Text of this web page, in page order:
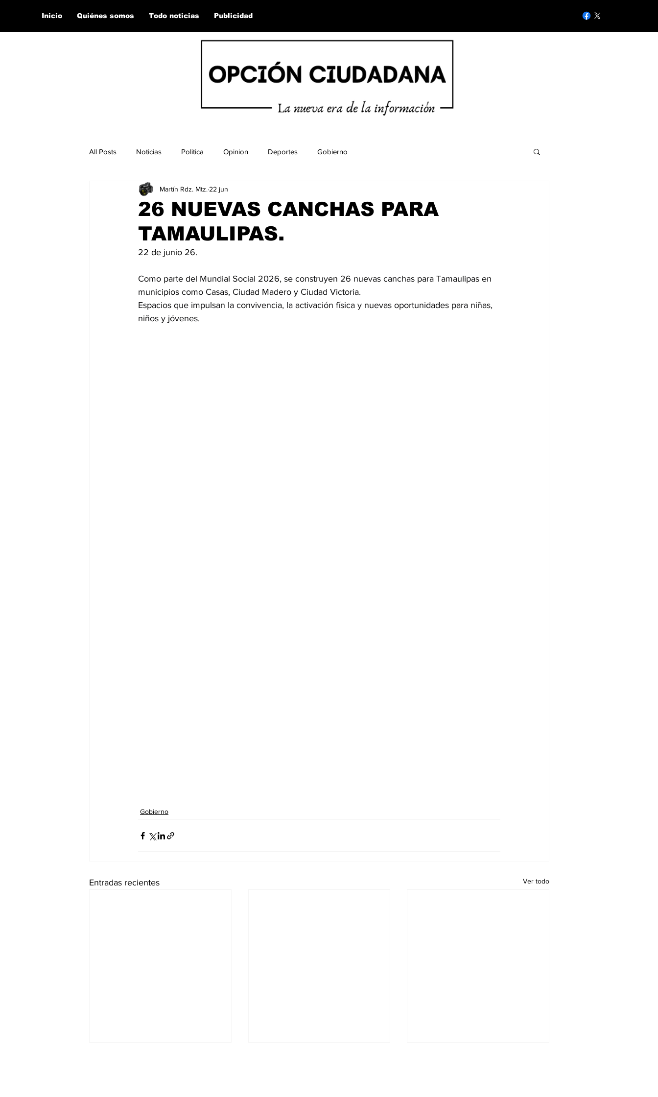
Inicio Quiénes somos Todo noticias Publicidad
All Posts Noticias Politica Opinion Deportes Gobierno
26 NUEVAS CANCHAS PARA
TAMAULIPAS.
Martín Rdz. Mtz. 22 jun
22 de junio 26.
Como parte del Mundial Social 2026, se construyen 26 nuevas canchas para Tamaulipas en
municipios como Casas, Ciudad Madero y Ciudad Victoria.
Espacios que impulsan la convivencia, la activación física y nuevas oportunidades para niñas,
niños y jóvenes.
Gobierno
Entradas recientes Ver todo